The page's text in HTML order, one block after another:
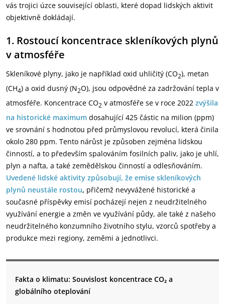
vás trojici úzce související oblasti, které dopad lidských aktivit
objektivně dokládají.
1. Rostoucí koncentrace skleníkových plynů
v atmosféře
Skleníkové plyny, jako je například oxid uhličitý (CO2), metan
(CH4) a oxid dusný (N2O), jsou odpovědné za zadržování tepla v
atmosféře. Koncentrace CO2 v atmosféře se v roce 2022 zvýšila
na historické maximum dosahující 425 částic na milion (ppm)
ve srovnání s hodnotou před průmyslovou revolucí, která činila
okolo 280 ppm. Tento nárůst je způsoben zejména lidskou
činností, a to především spalováním fosilních paliv, jako je uhlí,
plyn a nafta, a také zemědělskou činností a odlesňováním.
Uvedené lidské aktivity způsobují, že emise skleníkových
plynů neustále rostou, přičemž nevyvážené historické a
současné příspěvky emisí pocházejí nejen z neudržitelného
využívání energie a změn ve využívání půdy, ale také z našeho
neudržitelného konzumního životního stylu, vzorců spotřeby a
produkce mezi regiony, zeměmi a jednotlivci.
Fakta o klimatu: Souvislost koncentrace CO₂ a
globálního oteplování